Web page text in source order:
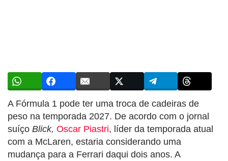
A Fórmula 1 pode ter uma troca de cadeiras de
peso na temporada 2027. De acordo com o jornal
suíço Blick, Oscar Piastri, líder da temporada atual
com a McLaren, estaria considerando uma
mudança para a Ferrari daqui dois anos. A